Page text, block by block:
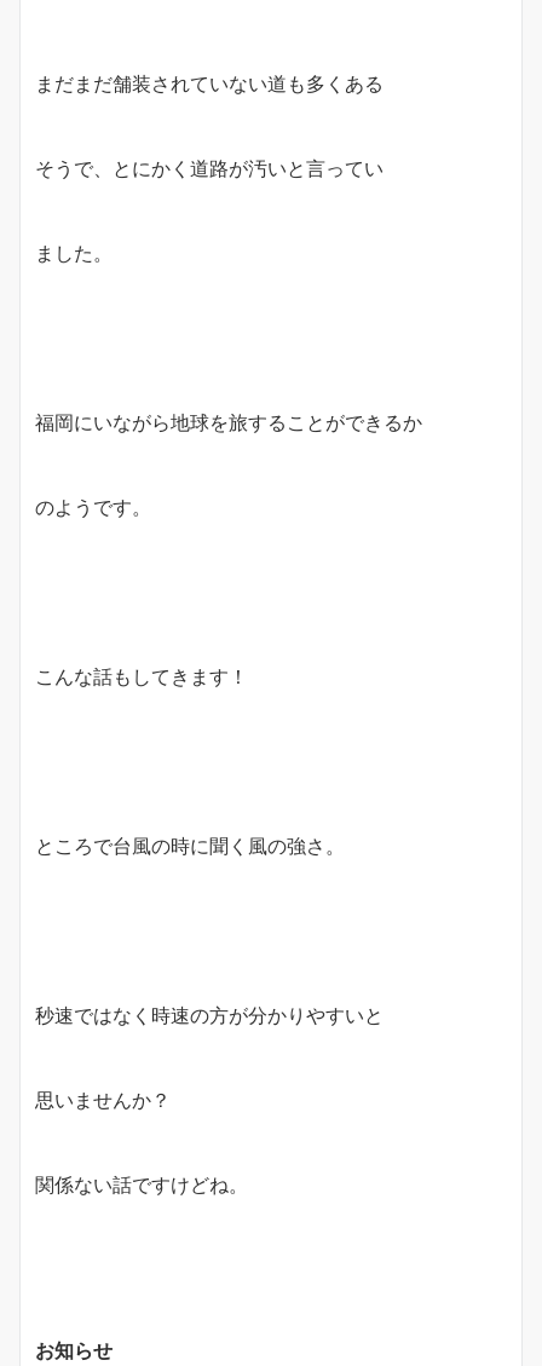
まだまだ舗装されていない道も多くある
そうで、とにかく道路が汚いと言ってい
ました。
福岡にいながら地球を旅することができるか
のようです。
こんな話もしてきます！
ところで台風の時に聞く風の強さ。
秒速ではなく時速の方が分かりやすいと
思いませんか？
関係ない話ですけどね。
お知らせ